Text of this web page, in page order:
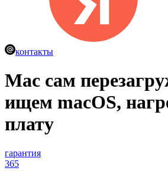
контакты
Mac сам
ищем macOS,
плату
гарантия
365